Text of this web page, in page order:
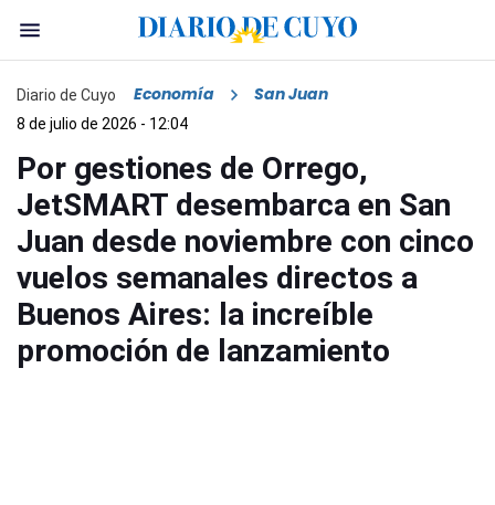
Diario de Cuyo Economía San Juan
8 de julio de 2026 - 12:04
Por gestiones de Orrego,
JetSMART desembarca en San
Juan desde noviembre con cinco
vuelos semanales directos a
Buenos Aires: la increíble
promoción de lanzamiento